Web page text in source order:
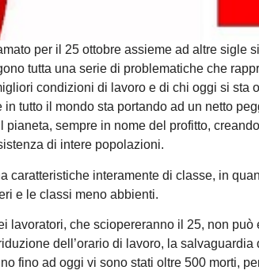
per il 25 ottobre assieme ad altre sigle
tutta una serie di problematiche che
condizioni di lavoro e di chi oggi si sta
tutto il mondo sta portando ad un netto
sempre in nome del profitto,
di intere popolazioni.
caratteristiche interamente di classe, in
e le classi meno abbienti.
lavoratori, che sciopereranno il 25, non può
dell’orario di lavoro, la
fino ad oggi vi sono stati oltre 500 morti,